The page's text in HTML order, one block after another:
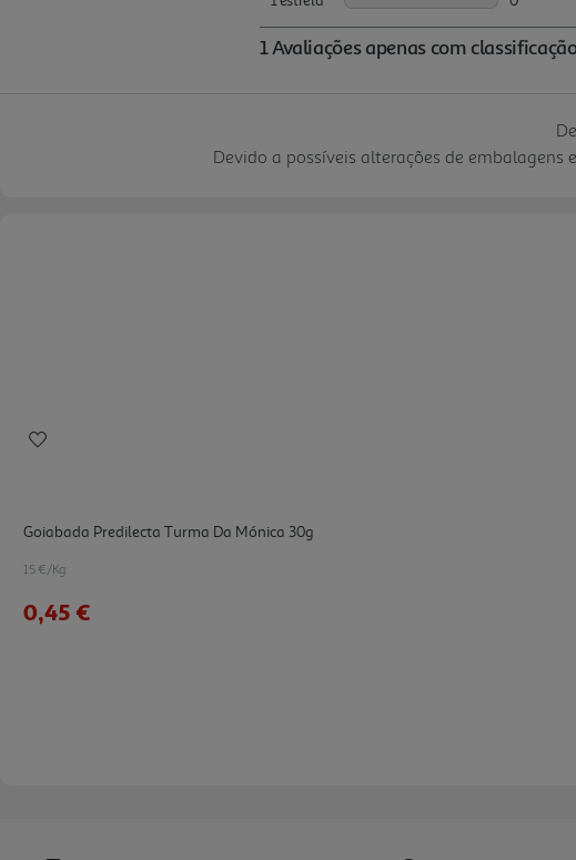
Devido a possíveis alterações de
Goiabada Predilecta Turma Da Mónica 30g
15 €/Kg
0,45 €